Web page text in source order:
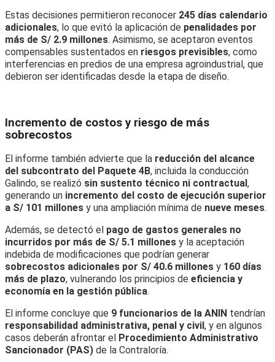
Estas decisiones permitieron reconocer 245 días calendario
adicionales, lo que evitó la aplicación de penalidades por
más de S/ 2.9 millones. Asimismo, se aceptaron eventos
compensables sustentados en riesgos previsibles, como
interferencias en predios de una empresa agroindustrial, que
debieron ser identificadas desde la etapa de diseño.
Incremento de costos y riesgo de más
sobrecostos
El informe también advierte que la reducción del alcance
del subcontrato del Paquete 4B, incluida la conducción
Galindo, se realizó sin sustento técnico ni contractual,
generando un incremento del costo de ejecución superior
a S/ 101 millones y una ampliación mínima de nueve meses.
Además, se detectó el pago de gastos generales no
incurridos por más de S/ 5.1 millones y la aceptación
indebida de modificaciones que podrían generar
sobrecostos adicionales por S/ 40.6 millones y 160 días
más de plazo, vulnerando los principios de eficiencia y
economía en la gestión pública.
El informe concluye que 9 funcionarios de la ANIN tendrían
responsabilidad administrativa, penal y civil, y en algunos
casos deberán afrontar el Procedimiento Administrativo
Sancionador (PAS) de la Contraloría.